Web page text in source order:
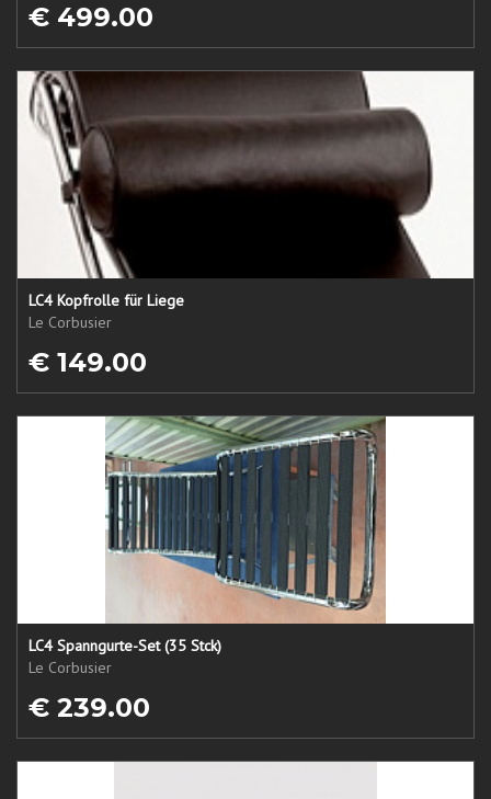
€ 499.00
LC4 Kopfrolle für Liege
Le Corbusier
€ 149.00
LC4 Spanngurte-Set (35 Stck)
Le Corbusier
€ 239.00